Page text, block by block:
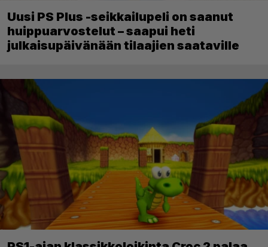
Uusi PS Plus -seikkailupeli on saanut
huippuarvostelut – saapui heti
julkaisupäivänään tilaajien saataville